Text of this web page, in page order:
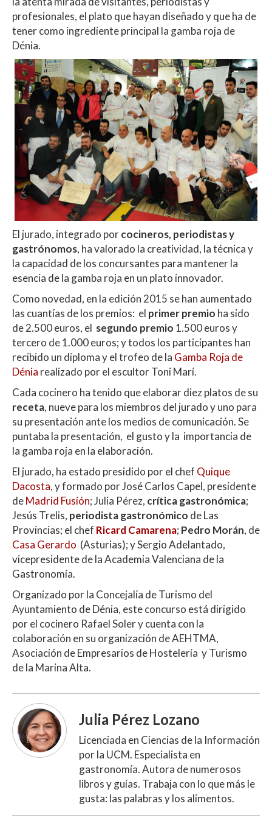
profesionales, el plato que hayan diseñado y que ha de
tener como ingrediente principal la gamba roja de
Dénia.
El jurado, integrado porcocineros, periodistas y
gastrónomos, ha valorado la creatividad, la técnica y
la capacidad de los concursantes para mantener la
esencia de la gamba roja en un plato innovador.
Como novedad, en la edición 2015 se han aumentado
las cuantías de los premios: el primer premio ha sido
de 2.500 euros, el segundo premio 1.500 euros y
tercero de 1.000 euros; y todos los participantes han
recibido un diploma y el trofeo de la Gamba Roja de
Dénia realizado por el escultor Toni Marí.
Cada cocinero ha tenido que elaborar diez platos de su
receta, nueve para los miembros del jurado y uno para
su presentación ante los medios de comunicación. Se
puntaba la presentación, el gusto y la importancia de
la gamba roja en la elaboración.
El jurado, ha estado presidido por el chef Quique
Dacosta, y formado por José Carlos Capel, presidente
deMadrid Fusión; Julia Pérez, crítica gastronómica;
Jesús Trelis, periodista gastronómico de Las
Provincias; el chef Ricard Camarena; Pedro Morán, de
Casa Gerardo (Asturias); y Sergio Adelantado,
vicepresidente de la Academia Valenciana de la
Gastronomía.
Organizado por la Concejalía de Turismo del
Ayuntamiento de Dénia, este concurso está dirigido
por el cocinero Rafael Soler y cuenta con la
colaboración en su organización de AEHTMA,
Asociación de Empresarios de Hostelería y Turismo
de la Marina Alta.
Julia Pérez Lozano
Licenciada en Ciencias de la Información
por la UCM. Especialista en
gastronomía. Autora de numerosos
libros y guías. Trabaja con lo que más le
gusta: las palabras y los alimentos.